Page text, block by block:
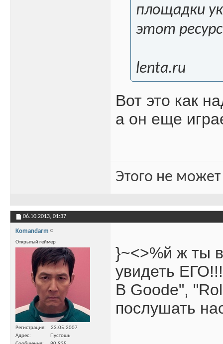
площадки
этот
lenta.ru
Вот это как
а он еще
Этого не
06.10.2013, 01:37
Komandarm
Открытый геймер
Регистрация
23.05.2007
Адрес
Пустошь
}~<>%й ж ты
увидеть
B Goode",
послушать